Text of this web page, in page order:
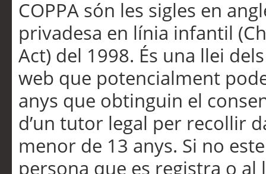
COPPA són les sigles en
privadesa en línia infantil
Act) del 1998. És una llei
web que potencialment
anys que obtinguin el
d’un tutor legal per recollir
menor de 13 anys. Si no
persona que es registra o